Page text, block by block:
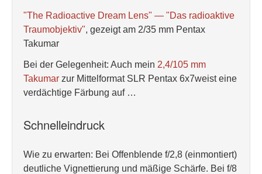
"The Radioactive Dream Lens" — "Das radioaktive
Traumobjektiv", gezeigt am 2/35 mm Pentax
Takumar
Bei der Gelegenheit: Auch mein 2,4/105 mm
Takumar zur Mittelformat SLR Pentax 6x7weist eine
verdächtige Färbung auf …
Schnelleindruck
Wie zu erwarten: Bei Offenblende f/2,8 (einmontiert)
deutliche Vignettierung und mäßige Schärfe. Bei f/8